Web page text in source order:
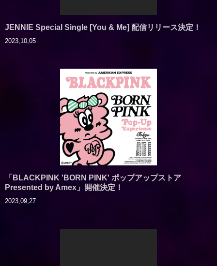
JENNIE Special Single [You & Me] 配信リリース決定！
2023,10,05
「BLACKPINK 'BORN PINK' ポップアップストア
Presented by Amex」開催決定！
2023,09,27